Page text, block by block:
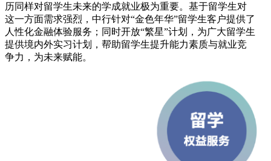
历同样对留学生未来的学成就业极为重要。基于留学生对
这一方面需求强烈，中行针对“金色年华”留学生客户提供了
人性化金融体验服务；同时开放“繁星”计划，为广大留学生
提供境内外实习计划，帮助留学生提升能力素质与就业竞
争力，为未来赋能。